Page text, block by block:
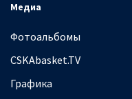
Медиа
Фотоальбомы
CSKAbasket.TV
Графика